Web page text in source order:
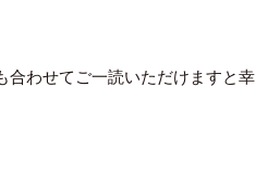
合わせてご一読いただけますと幸